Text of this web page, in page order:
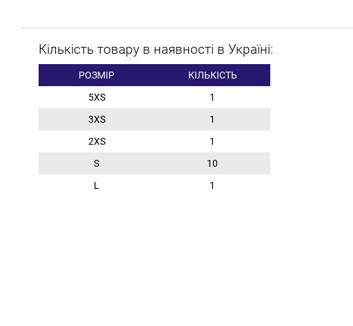
Кількість товару в наявності в Україні:
РОЗМІР
КІЛЬКІСТЬ
5XS
1
3XS
1
2XS
1
S
10
L
1